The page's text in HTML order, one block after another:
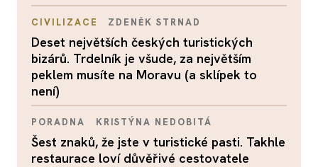
CIVILIZACE ZDENĚK STRNAD
Deset největších českých turistických
bizárů. Trdelník je všude, za největším
peklem musíte na Moravu (a sklípek to
není)
PORADNA KRISTÝNA NEDOBITÁ
Šest znaků, že jste v turistické pasti. Takhle
restaurace loví důvěřivé cestovatele